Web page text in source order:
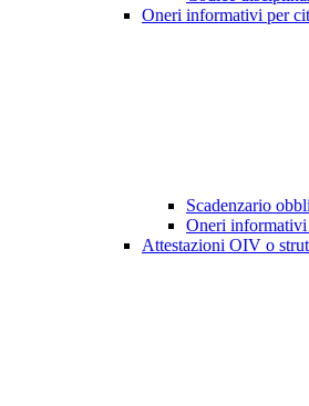
Oneri informativi per
Scadenzario
Oneri informativi
Attestazioni OIV o